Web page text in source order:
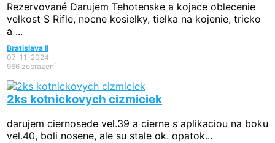
Rezervované Darujem Tehotenske a kojace oblecenie
velkost S Rifle, nocne kosielky, tielka na kojenie, tricko
a ...
Bratislava II
07-11-2024
966 zobrazení
2ks kotnickovych cizmiciek
darujem ciernosede vel.39 a cierne s aplikaciou na boku
vel.40, boli nosene, ale su stale ok. opatok...